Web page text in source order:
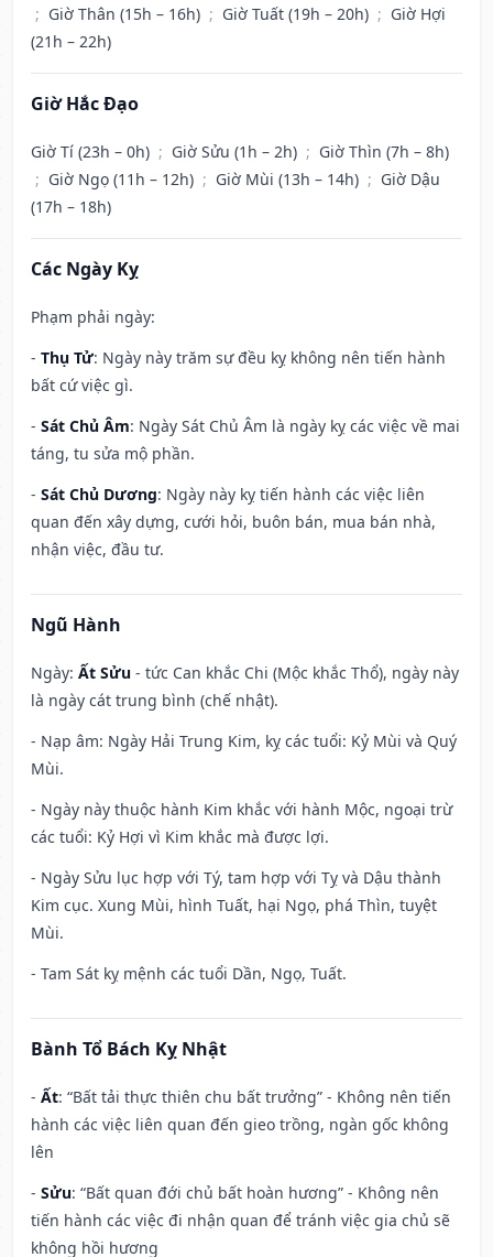
; Giờ Thân (15h – 16h) ; Giờ Tuất (19h – 20h) ; Giờ Hợi
(21h – 22h)
Giờ Hắc Đạo
Giờ Tí (23h – 0h) ; Giờ Sửu (1h – 2h) ; Giờ Thìn (7h – 8h)
; Giờ Ngọ (11h – 12h) ; Giờ Mùi (13h – 14h) ; Giờ Dậu
(17h – 18h)
Các Ngày Kỵ
Phạm phải ngày:
- Thụ Tử: Ngày này trăm sự đều kỵ không nên tiến hành
bất cứ việc gì.
- Sát Chủ Âm: Ngày Sát Chủ Âm là ngày kỵ các việc về mai
táng, tu sửa mộ phần.
- Sát Chủ Dương: Ngày này kỵ tiến hành các việc liên
quan đến xây dựng, cưới hỏi, buôn bán, mua bán nhà,
nhận việc, đầu tư.
Ngũ Hành
Ngày: Ất Sửu - tức Can khắc Chi (Mộc khắc Thổ), ngày này
là ngày cát trung bình (chế nhật).
- Nạp âm: Ngày Hải Trung Kim, kỵ các tuổi: Kỷ Mùi và Quý
Mùi.
- Ngày này thuộc hành Kim khắc với hành Mộc, ngoại trừ
các tuổi: Kỷ Hợi vì Kim khắc mà được lợi.
- Ngày Sửu lục hợp với Tý, tam hợp với Tỵ và Dậu thành
Kim cục. Xung Mùi, hình Tuất, hại Ngọ, phá Thìn, tuyệt
Mùi.
- Tam Sát kỵ mệnh các tuổi Dần, Ngọ, Tuất.
Bành Tổ Bách Kỵ Nhật
- Ất: “Bất tải thực thiên chu bất trưởng” - Không nên tiến
hành các việc liên quan đến gieo trồng, ngàn gốc không
lên
- Sửu: “Bất quan đới chủ bất hoàn hương” - Không nên
tiến hành các việc đi nhận quan để tránh việc gia chủ sẽ
không hồi hương